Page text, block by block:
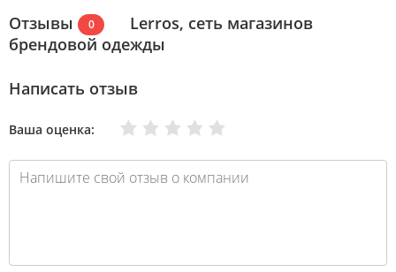
Отзывы 0
Lerros, сеть магазинов
брендовой одежды
Написать отзыв
Ваша оценка: Отлично
Хорошо
Нормально
Плохо
Очень плохо